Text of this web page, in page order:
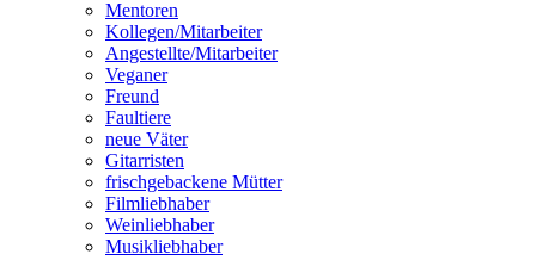
Mentoren
Kollegen/Mitarbeiter
Angestellte/Mitarbeiter
Veganer
Freund
Faultiere
neue Väter
Gitarristen
frischgebackene Mütter
Filmliebhaber
Weinliebhaber
Musikliebhaber